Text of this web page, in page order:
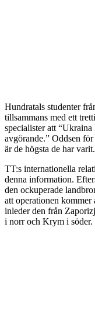
Hundratals studenter
tillsammans med ett
specialister att “Ukraina
avgörande.” Oddsen
är de högsta de har varit.
TT:s internationella
denna information.
den ockuperade
att operationen
inleder den från
i norr och Krym i söder.